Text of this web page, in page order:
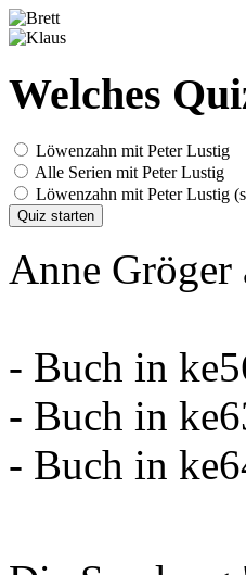
Welches
Löwenzahn mit Peter Lustig
Alle Serien mit Peter Lustig
Löwenzahn mit Peter Lustig
Quiz starten
Anne
- Buch in
- Buch in
- Buch in